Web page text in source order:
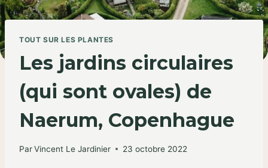
TOUT SUR LES PLANTES
Les jardins circulaires
(qui sont ovales) de
Naerum, Copenhague
ParVincent Le Jardinier 23 octobre 2022